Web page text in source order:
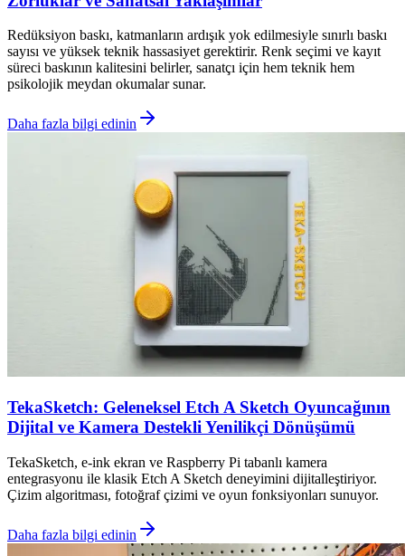
Redüksiyon baskı, katmanların ardışık yok edilmesiyle sınırlı baskı
sayısı ve yüksek teknik hassasiyet gerektirir. Renk seçimi ve kayıt
süreci baskının kalitesini belirler, sanatçı için hem teknik hem
psikolojik meydan okumalar sunar.
Daha fazla bilgi edinin
TekaSketch: Geleneksel Etch A Sketch Oyuncağının
Dijital ve Kamera Destekli Yenilikçi Dönüşümü
TekaSketch, e-ink ekran ve Raspberry Pi tabanlı kamera
entegrasyonu ile klasik Etch A Sketch deneyimini dijitalleştiriyor.
Çizim algoritması, fotoğraf çizimi ve oyun fonksiyonları sunuyor.
Daha fazla bilgi edinin